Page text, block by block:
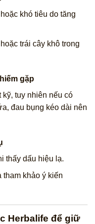
khó tiêu do tăng
trái cây khô trong
gặp
tuy nhiên nếu có
đau bụng kéo dài nên
thấy dấu hiệu lạ.
khảo ý kiến
Herbalife để giữ